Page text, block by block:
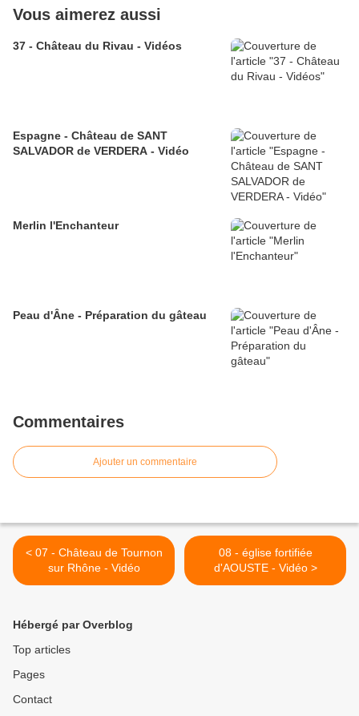
Vous aimerez aussi
37 - Château du Rivau - Vidéos
Espagne - Château de SANT
SALVADOR de VERDERA - Vidéo
Merlin l'Enchanteur
Peau d'Âne - Préparation du gâteau
Commentaires
Ajouter un commentaire
< 07 - Château de Tournon
sur Rhône - Vidéo
08 - église fortifiée
d'AOUSTE - Vidéo >
Hébergé par Overblog
Top articles
Pages
Contact